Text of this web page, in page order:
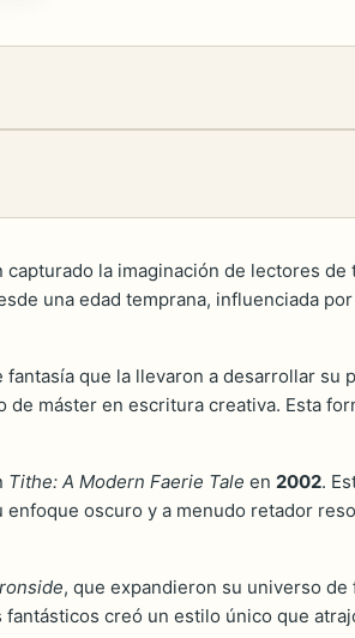
la imaginación de lectores de
una edad temprana, influenciada
que la llevaron a desarrollar su
máster en escritura creativa. Esta
Tithe: A Modern Faerie Tale en 2002.
oscuro y a menudo retador
, que expandieron su universo de
creó un estilo único que